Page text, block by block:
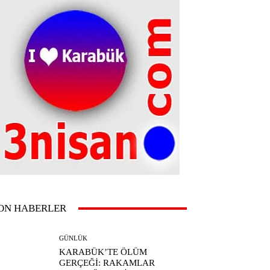
HABERLER
GÜNLÜK
KARABÜK’TE ÖLÜM
GERÇEĞİ: RAKAMLAR